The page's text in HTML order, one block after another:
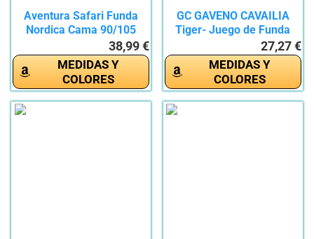
Aventura Safari Funda
Nordica Cama 90/105
38,99 €
MEDIDAS Y
COLORES
GC GAVENO CAVAILIA
Tiger- Juego de Funda
27,27 €
MEDIDAS Y
COLORES